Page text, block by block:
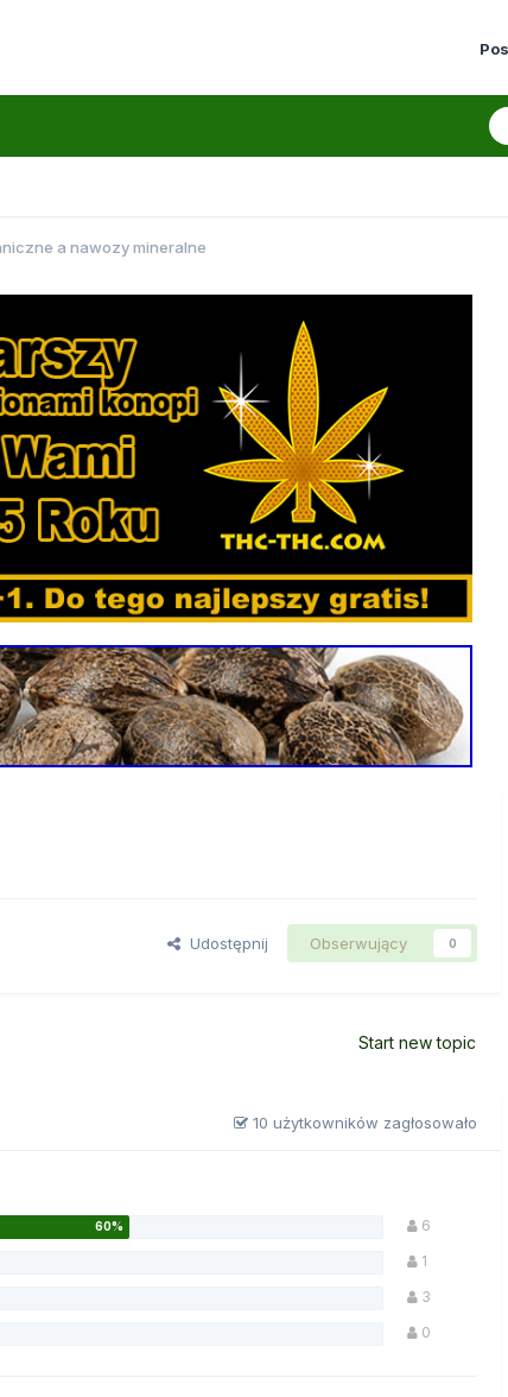
a nawozy mineralne
Udostępnij Obserwujący 0
Start new topic
10 użytkowników zagłosowało
6
1
3
0